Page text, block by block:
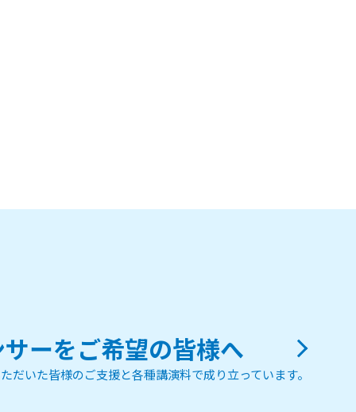
ーをご希望の皆様へ
だいた皆様のご支援と各種講演料で成り立っています。